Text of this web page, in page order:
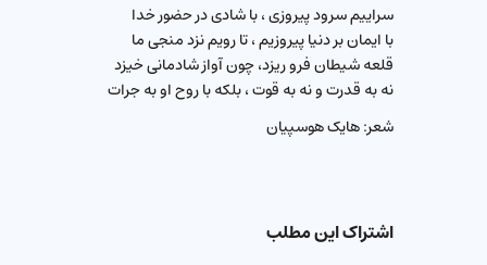
سراییم سرود پیروزی ، با شادی در حضور خدا
با ایمان بر دنیا پیروزیم ، تا رویم نزد منجی ما
قلعه شیطان فرو ریزد، چون آواز شادمانی خیزد
نه به قدرت و نه به قوت ، بلکه با روح او به جرات
شعر: هایک هوسپیان
اشتراک این مطلب